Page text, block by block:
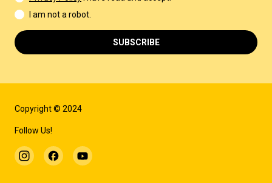
Copyright © 2024
Follow Us!
I am not a robot.
SUBSCRIBE